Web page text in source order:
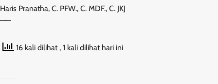
Haris Pranatha, C. PFW., C. MDF., C. JKJ
——
16 kali dilihat , 1 kali dilihat hari ini